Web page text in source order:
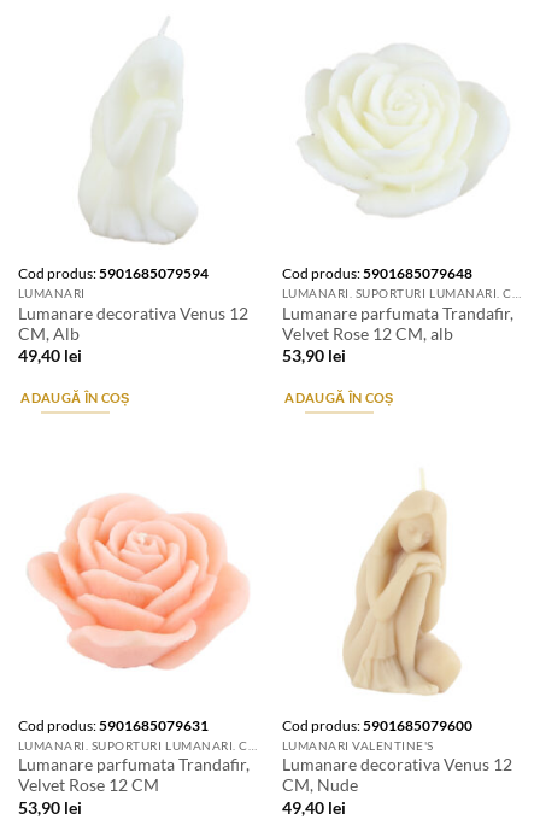
Cod produs:5901685079594
LUMANARI
Lumanare decorativa Venus 12
CM, Alb
49,40 lei
ADAUGĂ ÎN COȘ
Cod produs:5901685079648
Lumanare parfumata Trandafir,
Velvet Rose 12 CM, alb
53,90 lei
ADAUGĂ ÎN COȘ
Cod produs:5901685079631
Lumanare parfumata Trandafir,
Velvet Rose 12 CM
53,90 lei
Cod produs:5901685079600
LUMANARI VALENTINE'S
Lumanare decorativa Venus 12
CM, Nude
49,40 lei